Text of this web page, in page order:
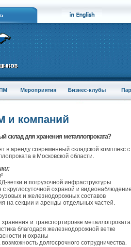
Мероприятия Бизнес-клубы
и компаний
склад для хранения металлопроката?
в аренду современный складской
в Московской области.
ветки и погрузочной инфраструктуры
с круглосуточной охраной и
и железнодорожных составов
на секции и аренды отдельных частей.
и транспортировке металлопроката
благодаря железнодорожной ветке
и охраны
долгосрочного сотрудничества.